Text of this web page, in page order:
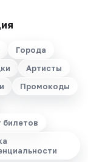
Города
Артисты
Промокоды
билетов